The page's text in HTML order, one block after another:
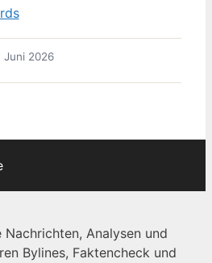
Juni 2026
Analysen und
Bylines, Faktencheck und